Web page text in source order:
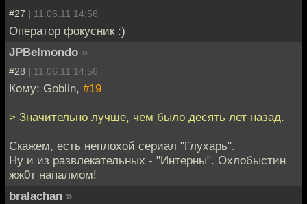
#27 | 11.06.11 14:56
Оператор фокусник :)
JPBelmondo »
#28 | 11.06.11 14:56
Кому: Goblin, #19
> Значительно лучше, чем было десять лет назад.
Скажем, есть неплохой сериал "Глухарь".
Ну и из развлекательных - "Интерны". Охлобыстин
жж0т напалмом!
bralachan »